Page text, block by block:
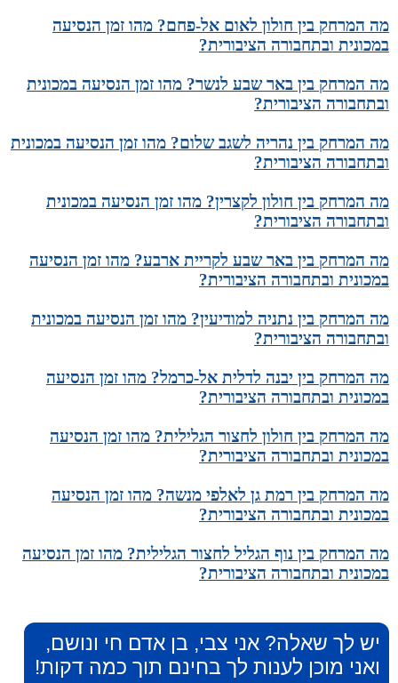
מה המרחק בין חולון לאום אל-פחם? מהו זמן הנסיעה
במכונית ובתחבורה הציבורית?
מה המרחק בין באר שבע לנשר? מהו זמן הנסיעה במכונית
ובתחבורה הציבורית?
מה המרחק בין נהריה לשגב שלום? מהו זמן הנסיעה במכונית
ובתחבורה הציבורית?
מה המרחק בין חולון לקצרין? מהו זמן הנסיעה במכונית
ובתחבורה הציבורית?
מה המרחק בין באר שבע לקריית ארבע? מהו זמן הנסיעה
במכונית ובתחבורה הציבורית?
מה המרחק בין נתניה למודיעין? מהו זמן הנסיעה במכונית
ובתחבורה הציבורית?
מה המרחק בין יבנה לדלית אל-כרמל? מהו זמן הנסיעה
במכונית ובתחבורה הציבורית?
מה המרחק בין חולון לחצור הגלילית? מהו זמן הנסיעה
במכונית ובתחבורה הציבורית?
מה המרחק בין רמת גן לאלפי מנשה? מהו זמן הנסיעה
במכונית ובתחבורה הציבורית?
מה המרחק בין נוף הגליל לחצור הגלילית? מהו זמן הנסיעה
במכונית ובתחבורה הציבורית?
יש לך שאלה? אני צבי, בן אדם חי ונושם,
ואני מוכן לענות לך בחינם תוך כמה דקות!